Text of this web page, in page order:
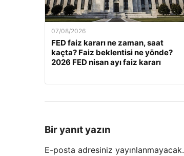
07/08/2026
FED faiz kararı ne zaman, saat
kaçta? Faiz beklentisi ne yönde?
2026 FED nisan ayı faiz kararı
Bir yanıt yazın
E-posta adresiniz yayınlanmayacak.